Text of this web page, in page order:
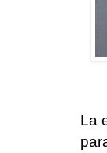
La